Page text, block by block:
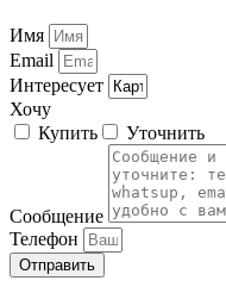
Имя
Email
Интересует
Хочу
Купить
Уточнить
Сообщение
Телефон
Отправить